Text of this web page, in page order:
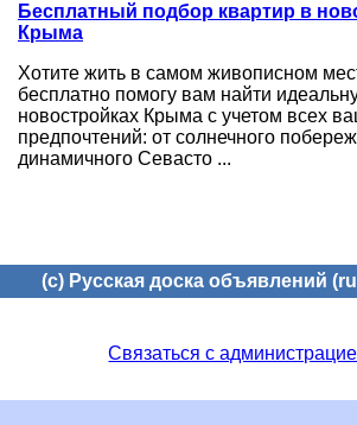
Бесплатный подбор квартир в
Крыма
Хотите жить в самом живописном
бесплатно помогу вам найти
новостройках Крыма с учетом всех
предпочтений: от солнечного
динамичного Севасто ...
(c) Русская доска объявлений
Связаться с